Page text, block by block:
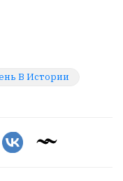
В Истории